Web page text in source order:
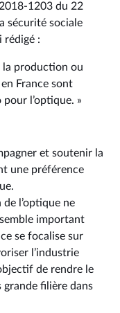
du 22
sécurité sociale
rédigé :
la production ou
en France sont
l’optique. »
et soutenir la
une préférence
l’optique ne
important
se focalise sur
l’industrie
de rendre le
filière dans